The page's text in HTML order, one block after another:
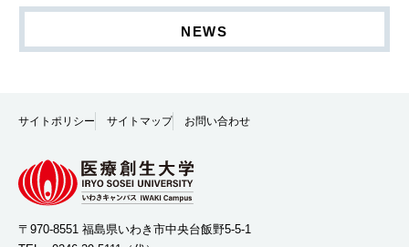
NEWS
サイトポリシー サイトマップ お問い合わせ
〒970-8551 福島県いわき市中央台飯野5-5-1